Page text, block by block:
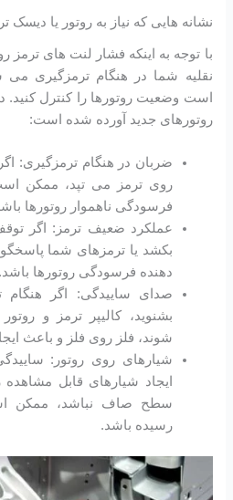
نشانه هایی که نیاز به روتور یا دیسک ترمز
با توجه به اینکه فشار لنت های ترمز
نقلیه شما در هنگام ترمزگیری می
است وضعیت روتورها را کنترل کنید. در
روتورهای جدید آورده شده است:
ضربان در هنگام ترمزگیری: اگر
روی ترمز می تپد، ممکن است
فرسودگی ناهموار روتورها باشد.
عملکرد ضعیف ترمز: اگر
بکشد یا ترمزهای شما پاسخگو
دهنده فرسودگی روتورها باشد.
صدای ساییدگی: اگر هنگام
بشنوید، کالیپر ترمز و روتور
شوند، فلز روی فلز و باعث
شیارهای روی روتور: ساییدگی
ایجاد شیارهای قابل مشاهده
سطح صاف نباشد، ممکن است
رسیده باشد.